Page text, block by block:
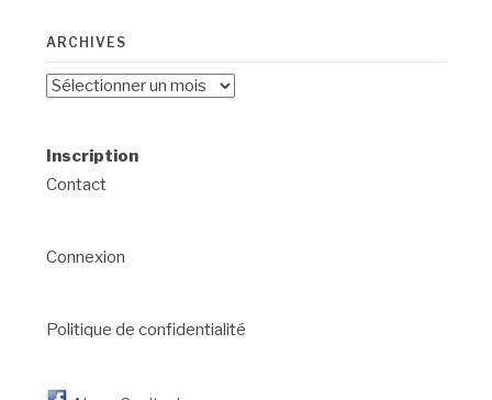
ARCHIVES
Archives
Inscription
Contact
Connexion
Politique de confidentialité